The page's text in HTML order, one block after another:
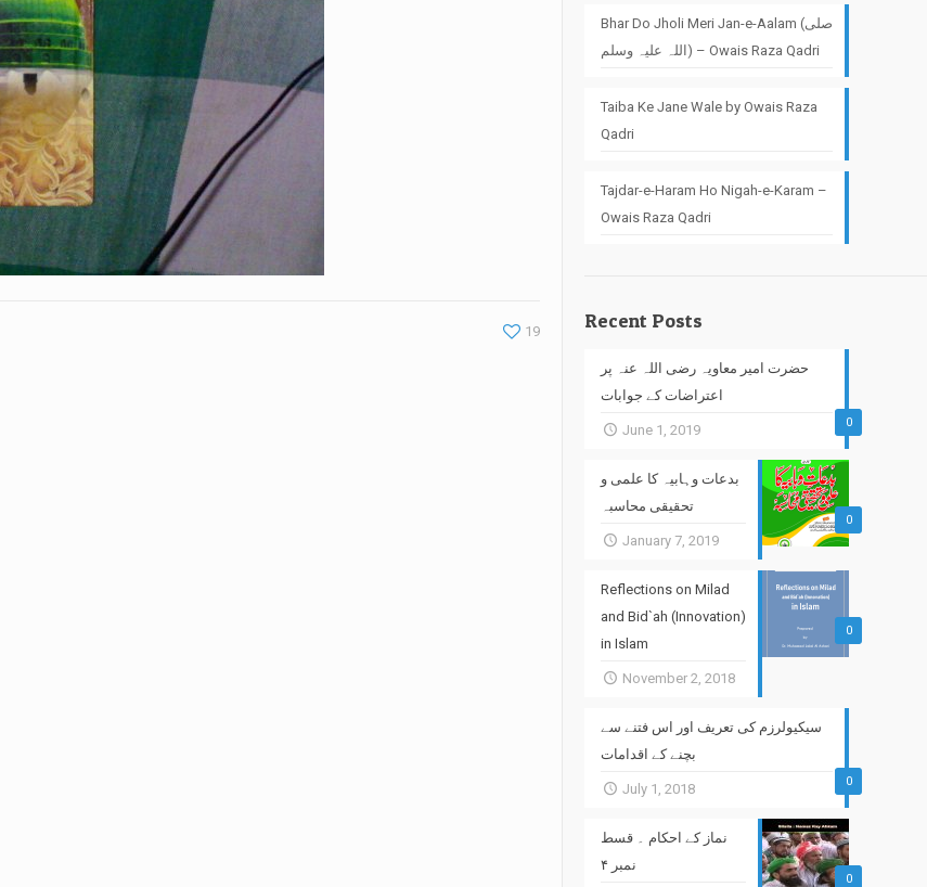
19
Bhar Do Jholi Meri Jan-e-Aalam (صلی
اللہ علیہ وسلم) – Owais Raza Qadri
Taiba Ke Jane Wale by Owais Raza
Qadri
Tajdar-e-Haram Ho Nigah-e-Karam –
Owais Raza Qadri
Recent Posts
0
حضرت امیر معاویہ رضی اللہ عنہ پر
اعتراضات کے جوابات
June 1, 2019
0
بدعات وہابیہ کا علمی و
تحقیقی محاسبہ
January 7, 2019
0
Reflections on Milad
and Bid`ah (Innovation)
in Islam
November 2, 2018
0
سیکیولرزم کی تعریف اور اس فتنے سے
بچنے کے اقدامات
July 1, 2018
0
نماز کے احکام ۔ قسط
نمبر ۴